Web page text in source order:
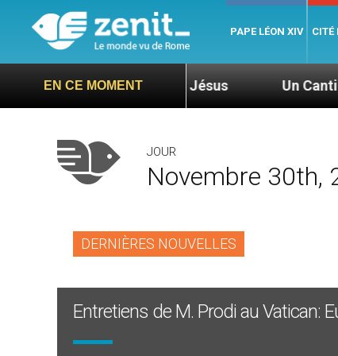
PAPE LÉON XIV CITÉ
EN CE MOMENT
par la main par Jésus Un Cantique de
JOUR
Novembre 30th,
DERNIÈRES NOUVELLES
Entretiens de M. Prodi au Vatican: